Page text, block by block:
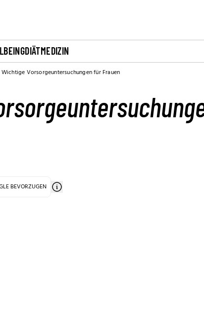
DIÄTMEDIZIN
Wichtige Vorsorgeuntersuchungen für Frauen
BEVORZUGEN